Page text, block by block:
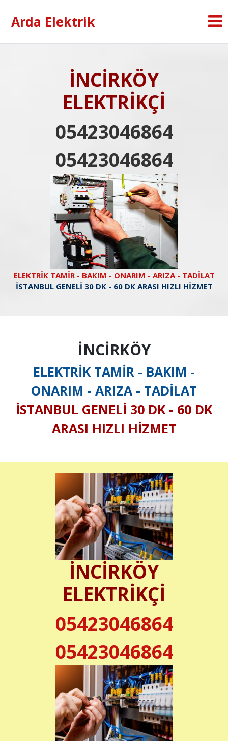
Arda Elektrik
İNCİRKÖY
ELEKTRİKÇİ
05423046864
05423046864
ELEKTRİK TAMİR - BAKIM - ONARIM - ARIZA - TADİLAT
İSTANBUL GENELİ 30 DK - 60 DK ARASI HIZLI HİZMET
İNCİRKÖY
ELEKTRİK TAMİR - BAKIM -
ONARIM - ARIZA - TADİLAT
İSTANBUL GENELİ 30 DK - 60 DK
ARASI HIZLI HİZMET
İNCİRKÖY
ELEKTRİKÇİ
05423046864
05423046864